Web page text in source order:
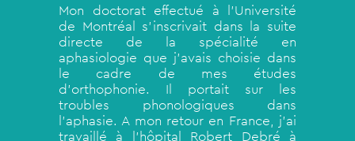
Mon doctorat effectué à l’Université
de Montréal s’inscrivait dans la suite
directe de la spécialité en
aphasiologie que j’avais choisie dans
le cadre de mes études
d’orthophonie. Il portait sur les
troubles phonologiques dans
l’aphasie. A mon retour en France, j’ai
travaillé à l’hôpital Robert Debré à